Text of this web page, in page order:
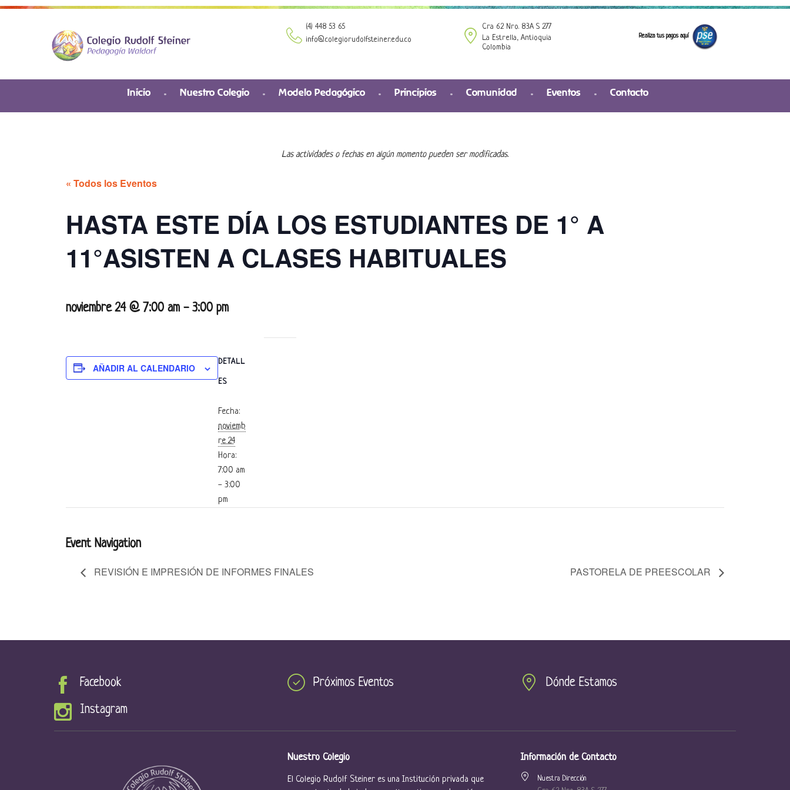
(4) 448 53 65
info@colegiorudolfsteiner.edu.co
Cra 62 Nro. 83A S 277
La Estrella, Antioquia
Colombia
Realiza tus pagos aquí
Inicio Nuestro Colegio Modelo Pedagógico Principios Comunidad Eventos Contacto
Las actividades o fechas en algún momento pueden ser modificadas.
« Todos los Eventos
HASTA ESTE DÍA LOS ESTUDIANTES DE 1° A
11°ASISTEN A CLASES HABITUALES
noviembre 24 @ 7:00 am - 3:00 pm
AÑADIR AL CALENDARIO
DETALL
ES
Fecha:
noviemb
re 24
Hora:
7:00 am
- 3:00
pm
Event Navigation
REVISIÓN E IMPRESIÓN DE INFORMES FINALES PASTORELA DE PREESCOLAR
Facebook
Instagram
Próximos Eventos Dónde Estamos
Nuestro Colegio
El Colegio Rudolf Steiner es una Institución privada que
Información de Contacto
Nuestra Dirección